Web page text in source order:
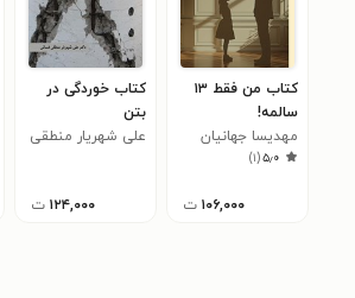
کتاب من فقط ۱۳
سالمه!
مهدیسا جهانیان
۵٫۰(۱)
۱۰۶,۰۰۰ ت
کتاب خوردگی در
بتن
علی شهریار منطقی
۱۲۴,۰۰۰ ت